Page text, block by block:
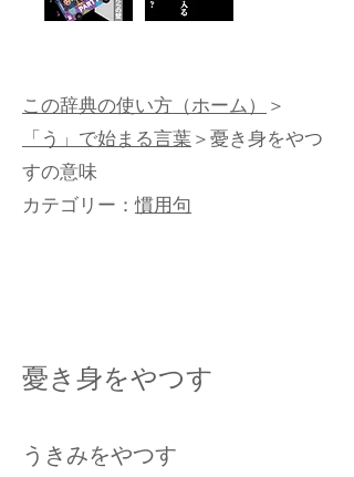
この辞典の使い方（ホーム）＞
「う」で始まる言葉＞憂き身をやつ
すの意味
カテゴリー：慣用句
憂き身をやつす
うきみをやつす